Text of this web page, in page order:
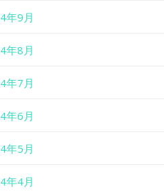
年9月
年8月
年7月
年6月
年5月
年4月